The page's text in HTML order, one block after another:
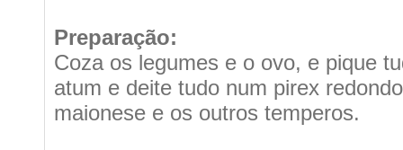
Preparação:
Coza os legumes e o ovo, e pique
atum e deite tudo num pirex
maionese e os outros temperos.